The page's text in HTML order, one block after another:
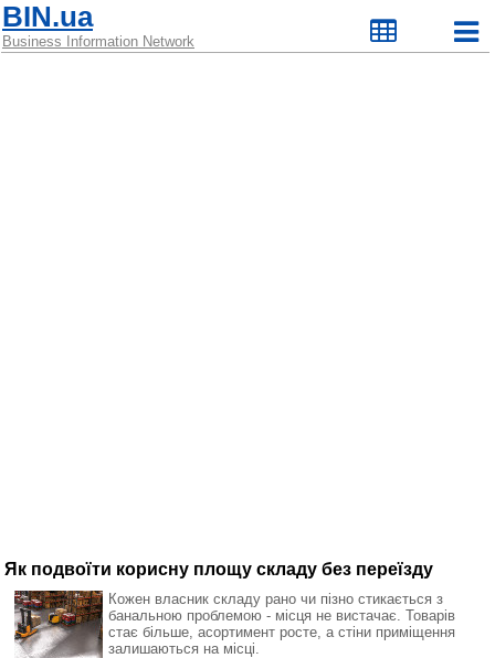
BIN.ua
Business Information Network
Як подвоїти корисну площу складу без переїзду
Кожен власник складу рано чи пізно стикається з
банальною проблемою - місця не вистачає. Товарів
стає більше, асортимент росте, а стіни приміщення
залишаються на місці.